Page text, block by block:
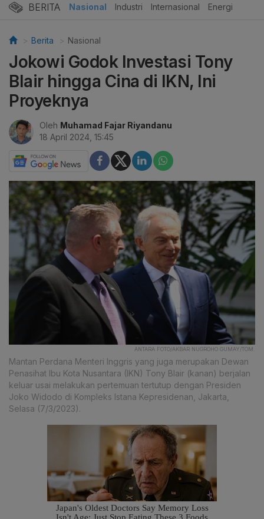
BERITA Nasional Industri Internasional Energi
Berita Nasional
Jokowi Godok Investasi Tony
Blair hingga Cina di IKN, Ini
Proyeknya
Oleh Muhamad Fajar Riyandanu
18 April 2024, 15:45
ANTARA FOTO/AKBAR NUGROHO GUMAY/TOM.
Mantan Perdana Menteri Inggris yang juga merupakan Dewan
Penasihat Ibu Kota Nusantara (IKN) Tony Blair (kanan) berjalan
keluar usai melakukan pertemuan tertutup dengan Presiden
Joko Widodo di Kompleks Istana Kepresidenan, Jakarta,
Selasa (7/3/2023).